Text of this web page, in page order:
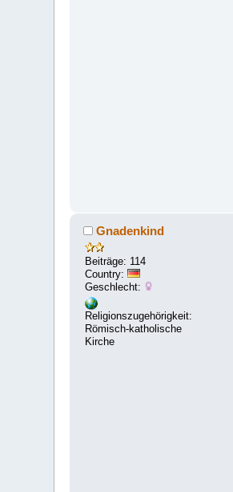
Gnadenkind
Beiträge: 114
Country:
Geschlecht:
Religionszugehörigkeit:
Römisch-katholische
Kirche